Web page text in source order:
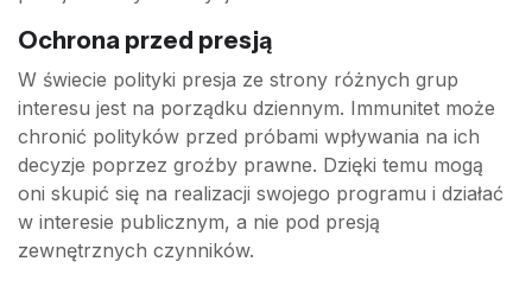
Ochrona przed presją
W świecie polityki presja ze strony różnych grup
interesu jest na porządku dziennym. Immunitet może
chronić polityków przed próbami wpływania na ich
decyzje poprzez groźby prawne. Dzięki temu mogą
oni skupić się na realizacji swojego programu i działać
w interesie publicznym, a nie pod presją
zewnętrznych czynników.